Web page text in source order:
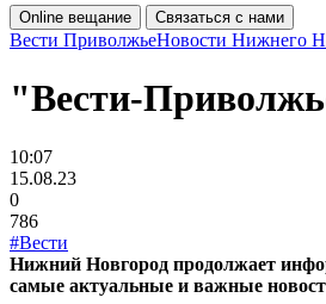
Online вещание Связаться с нами
Вести ПриволжьеНовости Нижнего
"Вести-
10:07
15.08.23
0
786
#Вести
Нижний Новгород продолжает
самые актуальные и важные